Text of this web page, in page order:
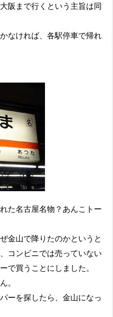
阪まで行くという主旨は同
なければ、各駅停車で帰れ
た名古屋名物？あんこトー
金山で降りたのかというと
コンビニでは売っていない
で買うことにしました。
。
ーを探したら、金山になっ